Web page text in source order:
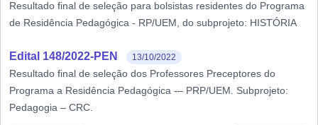
Resultado final de seleção para bolsistas residentes do Programa
de Residência Pedagógica - RP/UEM, do subprojeto: HISTÓRIA
Edital 148/2022-PEN 13/10/2022
Resultado final de seleção dos Professores Preceptores do
Programa a Residência Pedagógica -– PRP/UEM. Subprojeto:
Pedagogia – CRC.